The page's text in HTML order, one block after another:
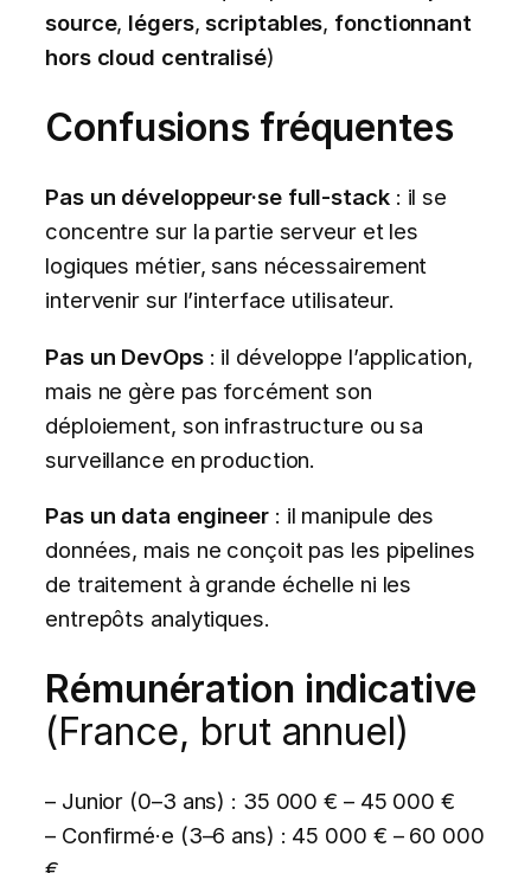
source, légers,scriptables, fonctionnant
hors cloud centralisé)
Confusions fréquentes
Pas un développeur·se full-stack: il se
concentre sur la partie serveur et les
logiques métier, sans nécessairement
intervenir sur l’interface utilisateur.
Pas un DevOps: il développe l’application,
mais ne gère pas forcément son
déploiement, son infrastructure ou sa
surveillance en production.
Pas un data engineer : il manipule des
données, mais ne conçoit pas les pipelines
de traitement à grande échelle ni les
entrepôts analytiques.
Rémunération indicative
(France, brut annuel)
– Junior (0–3 ans) : 35 000 € – 45 000 €
– Confirmé·e (3–6 ans) : 45 000 € – 60 000